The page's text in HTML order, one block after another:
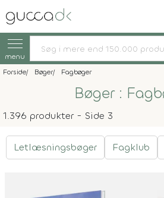
menu
Forside Bøger Fagbøger
Bøger :
1.396 produkter - Side 3
Letlæsningsbøger Fagklub